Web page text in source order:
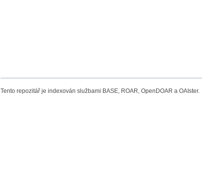
Tento repozitář je indexován službami BASE, ROAR, OpenDOAR a OAIster.